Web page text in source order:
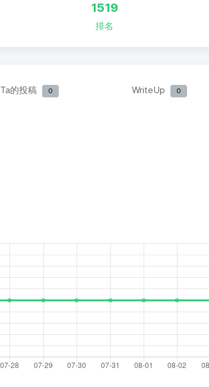
1519
排名
Ta的投稿 0 WriteUp 0